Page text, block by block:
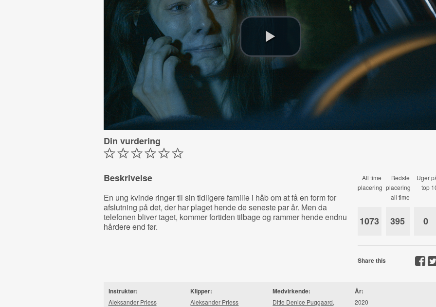
Din vurdering
Beskrivelse
En ung kvinde ringer til sin tidligere familie i håb om at få en form for
afslutning på det, der har plaget hende de seneste par år. Men da
telefonen bliver taget, kommer fortiden tilbage og rammer hende endnu
hårdere end før.
All time
placering
Bedste
placering
all time
Uger
top
1073 395 0
Share this
Instruktør:
Aleksander Priess
Klipper:
Aleksander Priess
Medvirkende:
Ditte Denice Puggaard,
År:
2020